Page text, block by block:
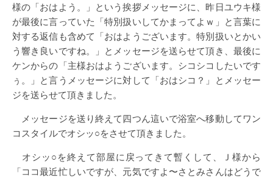
様の「おはよう。」という挨拶メッセージに、昨日ユウキ様
が最後に言っていた「特別扱いしてかまってよｗ」と言葉に
対する返信も含めて「おはようございます。特別扱いとかい
う響き良いですね。」とメッセージを送らせて頂き、最後に
ケンからの「主様おはようございます。シコシコしたいです
ぅ。」と言うメッセージに対して「おはシコ？」とメッセー
ジを送らせて頂きました。
メッセージを送り終えて四つん這いで浴室へ移動してワン
コスタイルでオシッ○をさせて頂きました。
オシッ○を終えて部屋に戻ってきて暫くして、Ｊ様から
「ココ最近忙しいですが、元気ですよ〜さとみさんはどうで